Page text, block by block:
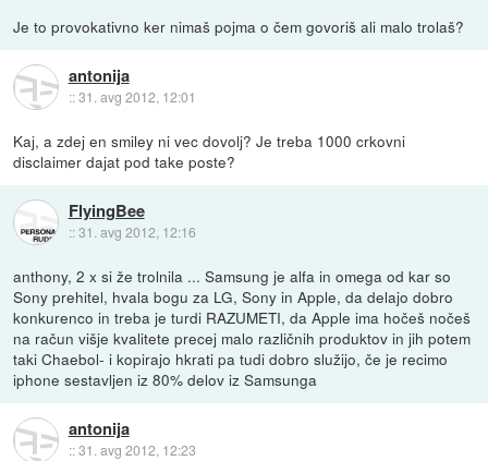
Je to provokativno ker nimaš pojma o čem govoriš ali malo trolaš?
antonija
::31. avg 2012, 12:01
Kaj, a zdej en smiley ni vec dovolj? Je treba 1000 crkovni
disclaimer dajat pod take poste?
FlyingBee
::31. avg 2012, 12:16
anthony, 2 x si že trolnila ... Samsung je alfa in omega od kar so
Sony prehitel, hvala bogu za LG, Sony in Apple, da delajo dobro
konkurenco in treba je turdi RAZUMETI, da Apple ima hočeš nočeš
na račun višje kvalitete precej malo različnih produktov in jih potem
taki Chaebol- i kopirajo hkrati pa tudi dobro služijo, če je recimo
iphone sestavljen iz 80% delov iz Samsunga
antonija
::31. avg 2012, 12:23